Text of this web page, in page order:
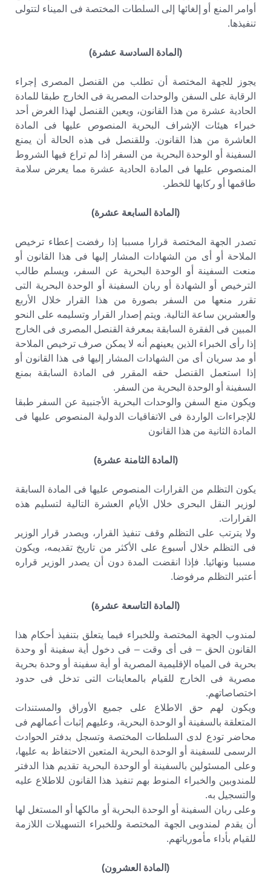
أوامر المنع أو إلغائها إلى السلطات المختصة فى الميناء لتتولى
تنفيذها.
(المادة السادسة عشرة)
يجوز للجهة المختصة أن تطلب من القنصل المصرى إجراء
الرقابة على السفن والوحدات المصرية فى الخارج طبقا للمادة
الحادية عشرة من هذا القانون، ويعين القنصل لهذا الغرض أحد
خبراء هيئات الإشراف البحرية المنصوص عليها فى المادة
العاشرة من هذا القانون. وللقنصل فى هذه الحالة أن يمنع
السفينة أو الوحدة البحرية من السفر إذا لم تراع فيها الشروط
المنصوص عليها فى المادة الحادية عشرة مما يعرض سلامة
طاقمها أو ركابها للخطر.
(المادة السابعة عشرة)
تصدر الجهة المختصة قرارا مسببا إذا رفضت إعطاء ترخيص
الملاحة أو أى من الشهادات المشار إليها فى هذا القانون أو
منعت السفينة أو الوحدة البحرية عن السفر، ويسلم طالب
الترخيص أو الشهادة أو ربان السفينة أو الوحدة البحرية التى
تقرر منعها من السفر بصورة من هذا القرار خلال الأربع
والعشرين ساعة التالية. ويتم إصدار القرار وتسليمه على النحو
المبين فى الفقرة السابقة بمعرفة القنصل المصرى فى الخارج
إذا رأى الخبراء الذين يعينهم أنه لا يمكن صرف ترخيص الملاحة
أو مد سريان أى من الشهادات المشار إليها فى هذا القانون أو
إذا استعمل القنصل حقه المقرر فى المادة السابقة بمنع
السفينة أو الوحدة البحرية من السفر.
ويكون منع السفن والوحدات البحرية الأجنبية عن السفر طبقا
للإجراءات الواردة فى الاتفاقيات الدولية المنصوص عليها فى
المادة الثانية من هذا القانون
(المادة الثامنة عشرة)
يكون التظلم من القرارات المنصوص عليها فى المادة السابقة
لوزير النقل البحرى خلال الأيام العشرة التالية لتسليم هذه
القرارات.
ولا يترتب على التظلم وقف تنفيذ القرار، ويصدر قرار الوزير
فى التظلم خلال أسبوع على الأكثر من تاريخ تقديمه، ويكون
مسببا ونهائيا. فإذا انقضت المدة دون أن يصدر الوزير قراره
أعتبر التظلم مرفوضا.
(المادة التاسعة عشرة)
لمندوب الجهة المختصة وللخبراء فيما يتعلق بتنفيذ أحكام هذا
القانون الحق – فى أى وقت – فى دخول أية سفينة أو وحدة
بحرية فى المياه الإقليمية المصرية أو أية سفينة أو وحدة بحرية
مصرية فى الخارج للقيام بالمعاينات التى تدخل فى حدود
اختصاصاتهم.
ويكون لهم حق الاطلاع على جميع الأوراق والمستندات
المتعلقة بالسفينة أو الوحدة البحرية، وعليهم إثبات أعمالهم فى
محاضر تودع لدى السلطات المختصة وتسجل بدفتر الحوادث
الرسمى للسفينة أو الوحدة البحرية المتعين الاحتفاظ به عليها،
وعلى المسئولين بالسفينة أو الوحدة البحرية تقديم هذا الدفتر
للمندوبين والخبراء المنوط بهم تنفيذ هذا القانون للاطلاع عليه
والتسجيل به.
وعلى ربان السفينة أو الوحدة البحرية أو مالكها أو المستغل لها
أن يقدم لمندوبى الجهة المختصة وللخبراء التسهيلات اللازمة
للقيام بأداء مأمورياتهم.
(المادة العشرون)